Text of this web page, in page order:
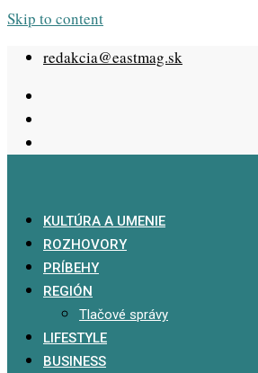
Skip to content
redakcia@eastmag.sk
KULTÚRA A UMENIE
ROZHOVORY
PRÍBEHY
REGIÓN
Tlačové správy
LIFESTYLE
BUSINESS